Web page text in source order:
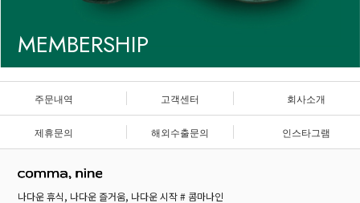
MEMBERSHIP
주문내역 고객센터 회사소개
제휴문의 해외수출문의 인스타그램
나다운 휴식, 나다운 즐거움, 나다운 시작 # 콤마나인